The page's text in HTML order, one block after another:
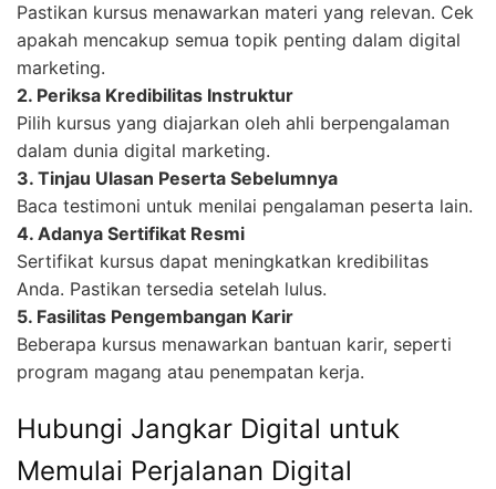
Pastikan kursus menawarkan materi yang relevan. Cek
apakah mencakup semua topik penting dalam digital
marketing.
2. Periksa Kredibilitas Instruktur
Pilih kursus yang diajarkan oleh ahli berpengalaman
dalam dunia digital marketing.
3. Tinjau Ulasan Peserta Sebelumnya
Baca testimoni untuk menilai pengalaman peserta lain.
4. Adanya Sertifikat Resmi
Sertifikat kursus dapat meningkatkan kredibilitas
Anda. Pastikan tersedia setelah lulus.
5. Fasilitas Pengembangan Karir
Beberapa kursus menawarkan bantuan karir, seperti
program magang atau penempatan kerja.
Hubungi Jangkar Digital untuk
Memulai Perjalanan Digital